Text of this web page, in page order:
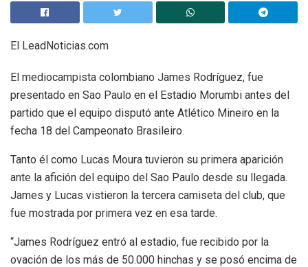
El LeadNoticias.com
El mediocampista colombiano James Rodríguez, fue
presentado en Sao Paulo en el Estadio Morumbi antes del
partido que el equipo disputó ante Atlético Mineiro en la
fecha 18 del Campeonato Brasileiro.
Tanto él como Lucas Moura tuvieron su primera aparición
ante la afición del equipo del Sao Paulo desde su llegada.
James y Lucas vistieron la tercera camiseta del club, que
fue mostrada por primera vez en esa tarde.
“James Rodríguez entró al estadio, fue recibido por la
ovación de los más de 50.000 hinchas y se posó encima de